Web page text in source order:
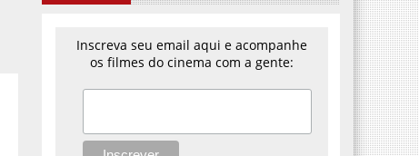
Inscreva seu email aqui e acompanhe
os filmes do cinema com a gente: